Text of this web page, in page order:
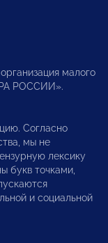
малого
РОССИИ».
Согласно
мы не
лексику
букв точками,
и социальной